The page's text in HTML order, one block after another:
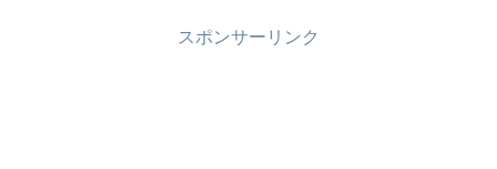
スポンサーリンク